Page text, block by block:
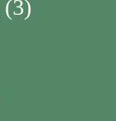
(3)